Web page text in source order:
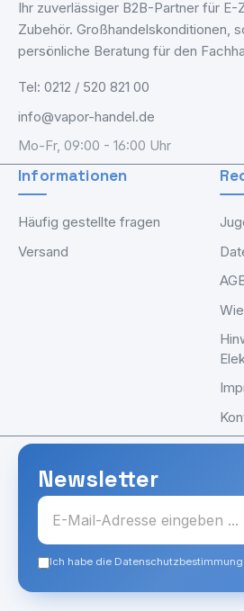
Ihr zuverlässiger B2B-Partner für E-
Zubehör. Großhandelskonditionen,
persönliche Beratung für den
Tel: 0212 / 520 821 00
info@vapor-handel.de
Mo-Fr, 09:00 - 16:00 Uhr
Informationen
Häufig gestellte fragen
Versand
Newsletter
Ich habe die